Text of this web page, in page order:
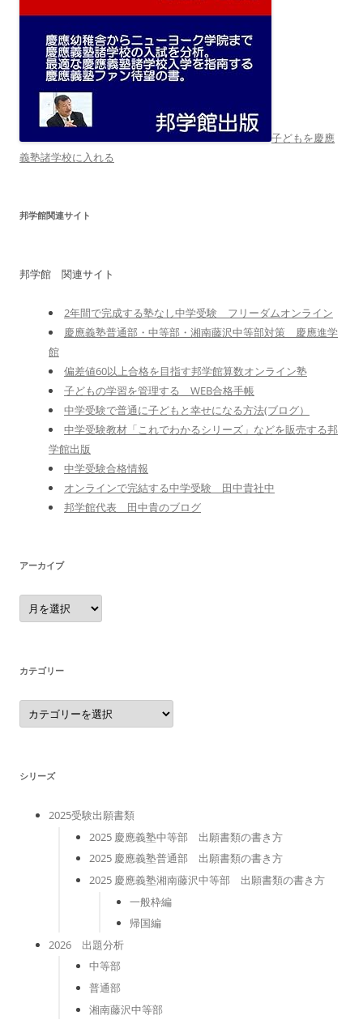
子どもを慶應
義塾諸学校に入れる
邦学館関連サイト
邦学館 関連サイト
2年間で完成する塾なし中学受験 フリーダムオンライン
慶應義塾普通部・中等部・湘南藤沢中等部対策 慶應進学
館
偏差値60以上合格を目指す邦学館算数オンライン塾
子どもの学習を管理する WEB合格手帳
中学受験で普通に子どもと幸せになる方法(ブログ）
中学受験教材「これでわかるシリーズ」などを販売する邦
学館出版
中学受験合格情報
オンラインで完結する中学受験 田中貴社中
邦学館代表 田中貴のブログ
アーカイブ
ア
ー
カ
カテゴリー
カ
テ
ゴ
シリーズ
2025受験出願書類
2025 慶應義塾中等部 出願書類の書き方
2025 慶應義塾普通部 出願書類の書き方
2025 慶應義塾湘南藤沢中等部 出願書類の書き方
一般枠編
帰国編
2026 出題分析
中等部
普通部
湘南藤沢中等部